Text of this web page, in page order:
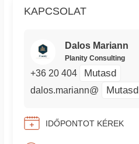
KAPCSOLAT
Dalos Mariann
Planity Consulting
+36 20 404 Mutasd
dalos.mariann@ Mutasd
IDŐPONTOT KÉREK